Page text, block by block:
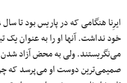
خود نداشت. آنها او را به عنوان یک
می‌نگریستند. ولی به محض آزاد
صمیمی‌ترین دوست او می‌پرسد که